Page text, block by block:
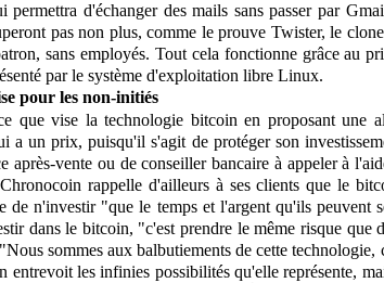
permettra d'échanger des mails sans passer par
pas non plus, comme le prouve Twister, le
sans employés. Tout cela fonctionne grâce au
par le système d'exploitation libre Linux.
pour les non-initiés
que vise la technologie bitcoin en proposant une
a un prix, puisqu'il s'agit de protéger son
après-vente ou de conseiller bancaire à appeler à
rappelle d'ailleurs à ses clients que le
de n'investir "que le temps et l'argent qu'ils peuvent
dans le bitcoin, "c'est prendre le même risque que
sommes aux balbutiements de cette technologie,
entrevoit les infinies possibilités qu'elle représente,